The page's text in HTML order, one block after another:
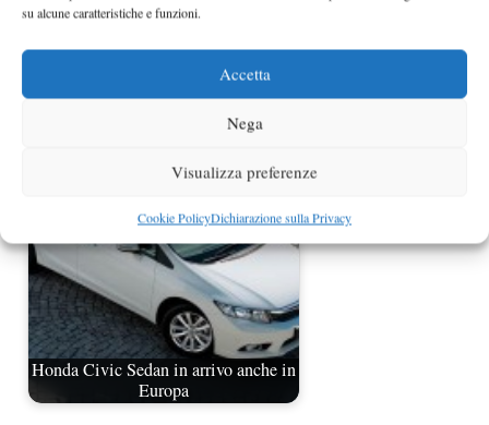
su alcune caratteristiche e funzioni.
Accetta
Nega
Visualizza preferenze
Cookie PolicyDichiarazione sulla Privacy
La Honda giapponese VTR 250
Honda Civic Sedan in arrivo anche in
Europa